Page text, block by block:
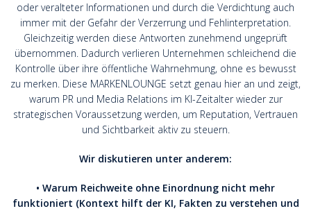
oder veralteter Informationen und durch die Verdichtung auch
immer mit der Gefahr der Verzerrung und Fehlinterpretation.
Gleichzeitig werden diese Antworten zunehmend ungeprüft
übernommen. Dadurch verlieren Unternehmen schleichend die
Kontrolle über ihre öffentliche Wahrnehmung, ohne es bewusst
zu merken. Diese MARKENLOUNGE setzt genau hier an und zeigt,
warum PR und Media Relations im KI-Zeitalter wieder zur
strategischen Voraussetzung werden, um Reputation, Vertrauen
und Sichtbarkeit aktiv zu steuern.
Wir diskutieren unter anderem:
• Warum Reichweite ohne Einordnung nicht mehr
funktioniert (Kontext hilft der KI, Fakten zu verstehen und